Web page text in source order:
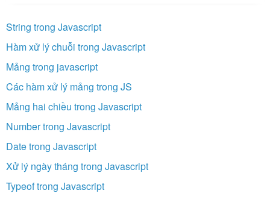
String trong Javascript
Hàm xử lý chuỗi trong Javascript
Mảng trong javascript
Các hàm xử lý mảng trong JS
Mảng hai chiều trong Javascript
Number trong Javascript
Date trong Javascript
Xử lý ngày tháng trong Javascript
Typeof trong Javascript